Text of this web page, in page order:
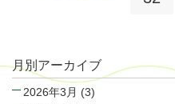
月別アーカイブ
2026年3月 (3)